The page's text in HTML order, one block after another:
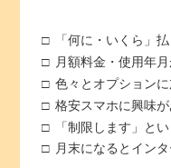
「何に・いくら」
月額料金・使用年
色々とオプション
格安スマホに興味
「制限します」と
月末になるとイン